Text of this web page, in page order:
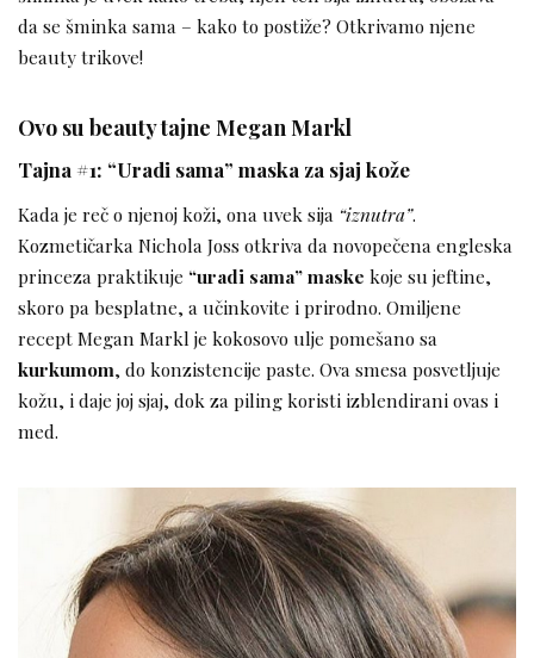
da se šminka sama – kako to postiže? Otkrivamo njene
beauty trikove!
Ovo su beauty tajne Megan Markl
Tajna #1: “Uradi sama” maska za sjaj kože
Kada je reč o njenoj koži, ona uvek sija “iznutra”.
Kozmetičarka Nichola Joss otkriva da novopečena engleska
princeza praktikuje “uradi sama” maske koje su jeftine,
skoro pa besplatne, a učinkovite i prirodno. Omiljene
recept Megan Markl je kokosovo ulje pomešano sa
kurkumom, do konzistencije paste. Ova smesa posvetljuje
kožu, i daje joj sjaj, dok za piling koristi izblendirani ovas i
med.